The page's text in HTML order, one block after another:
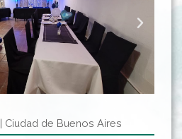
| Ciudad de Buenos Aires